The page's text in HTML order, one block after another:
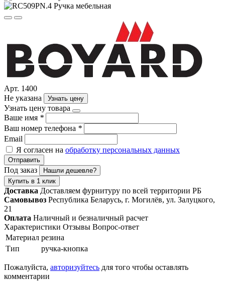
Арт. 1400
Не указана
Узнать цену
Узнать цену товара
Ваше имя *
Ваш номер телефона *
Email
Я согласен на обработку персональных данных
Отправить
Под заказ
Нашли дешевле?
Купить в 1 клик
Доставка Доставляем фурнитуру по всей территории РБ
Самовывоз Республика Беларусь, г. Могилёв, ул. Залуцкого,
21
Оплата Наличный и безналичный расчет
Характеристики Отзывы Вопрос-ответ
Материал резина
Тип
ручка-кнопка
Пожалуйста, авторизуйтесь для того чтобы оставлять
комментарии